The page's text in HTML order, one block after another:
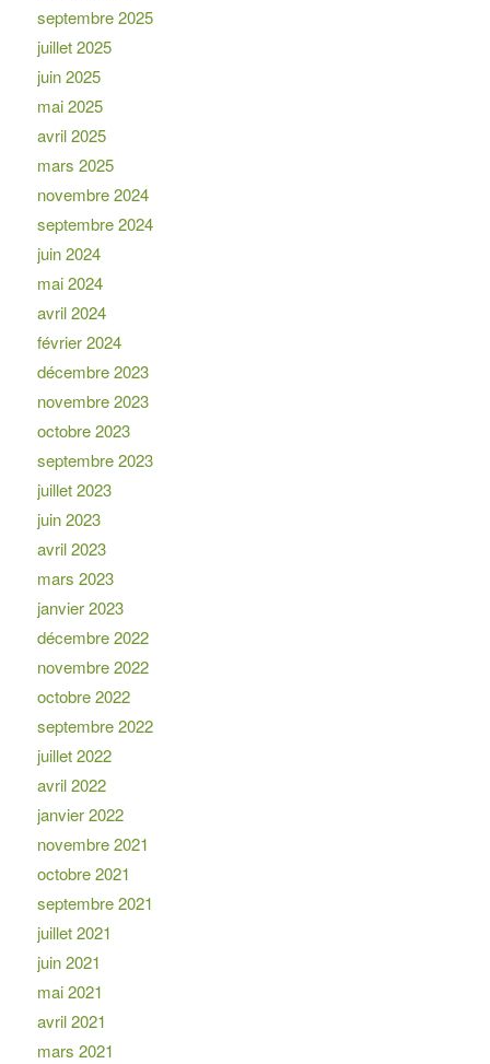
septembre 2025
juillet 2025
juin 2025
mai 2025
avril 2025
mars 2025
novembre 2024
septembre 2024
juin 2024
mai 2024
avril 2024
février 2024
décembre 2023
novembre 2023
octobre 2023
septembre 2023
juillet 2023
juin 2023
avril 2023
mars 2023
janvier 2023
décembre 2022
novembre 2022
octobre 2022
septembre 2022
juillet 2022
avril 2022
janvier 2022
novembre 2021
octobre 2021
septembre 2021
juillet 2021
juin 2021
mai 2021
avril 2021
mars 2021